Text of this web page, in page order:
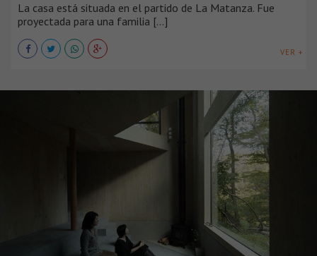
La casa está situada en el partido de La Matanza. Fue
proyectada para una familia [...]
VER +